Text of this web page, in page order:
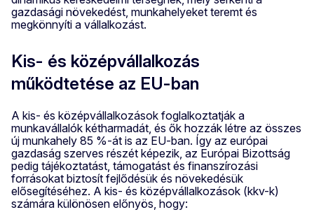
gazdasági növekedést, munkahelyeket teremt és
megkönnyíti a vállalkozást.
Kis- és középvállalkozás
működtetése az EU-ban
A kis- és középvállalkozások foglalkoztatják a
munkavállalók kétharmadát, és ők hozzák létre az összes
új munkahely 85 %-át is az EU-ban. Így az európai
gazdaság szerves részét képezik, az Európai Bizottság
pedig tájékoztatást, támogatást és finanszírozási
forrásokat biztosít fejlődésük és növekedésük
elősegítéséhez. A kis- és középvállalkozások (kkv-k)
számára különösen előnyös, hogy: